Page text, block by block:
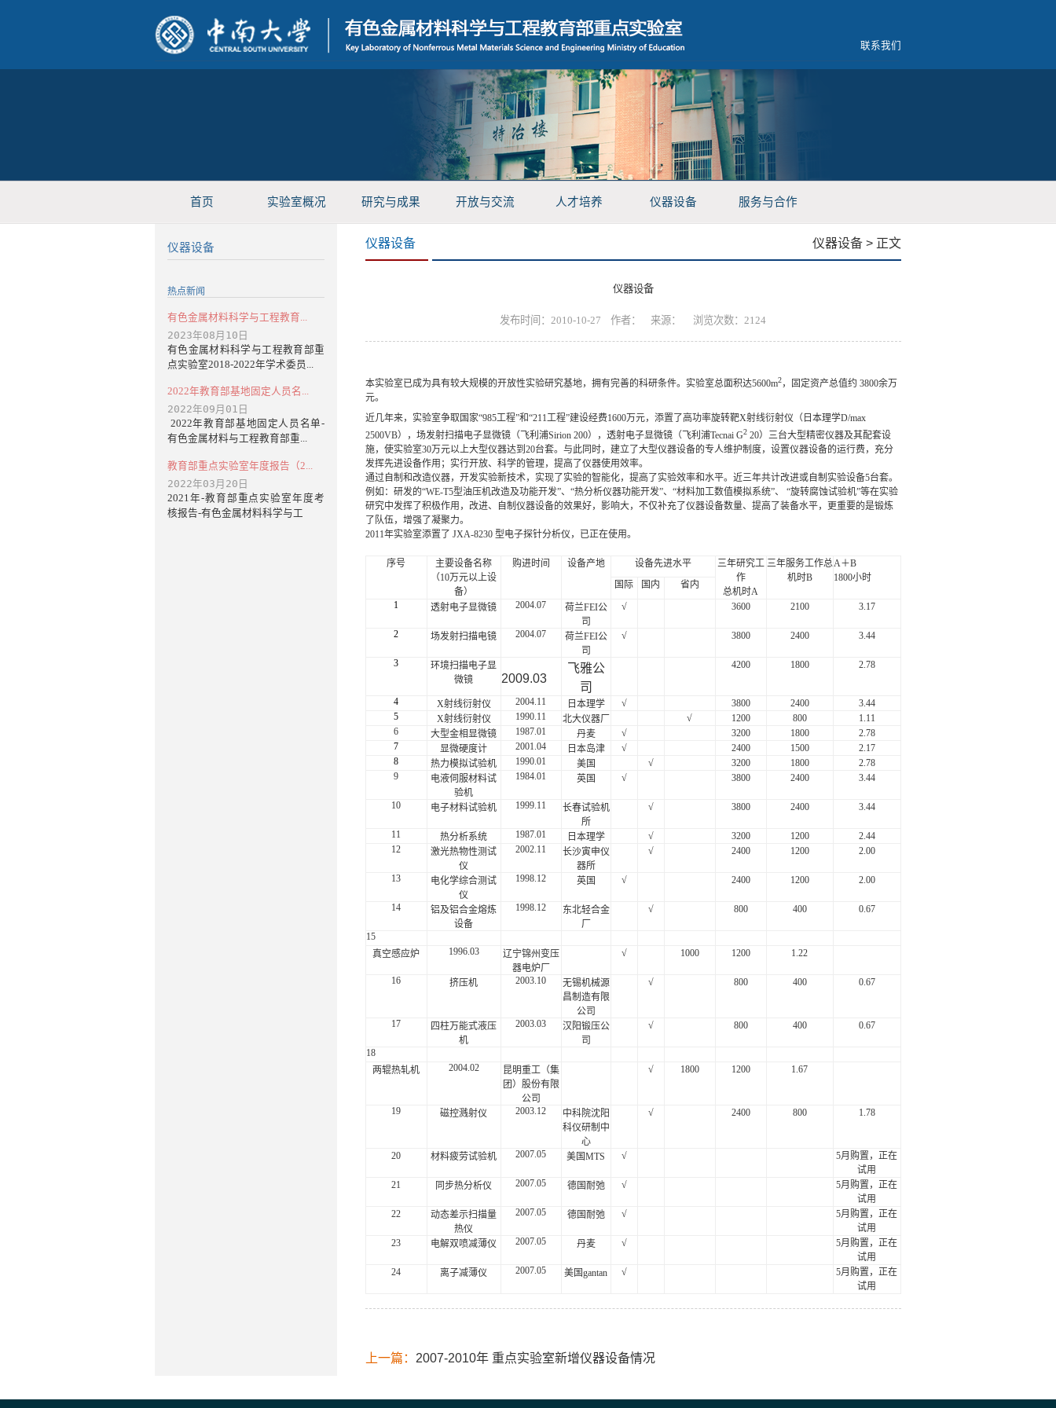
联系我们
首页 实验室概况 研究与成果 开放与交流 人才培养 仪器设备 服务与合作
仪器设备
热点新闻
有色金属材料科学与工程教育...
2023年08月10日
有色金属材料科学与工程教育部重
点实验室2018-2022年学术委员...
2022年教育部基地固定人员名...
2022年09月01日
2022年教育部基地固定人员名单-
有色金属材料与工程教育部重...
教育部重点实验室年度报告（2...
2022年03月20日
2021年-教育部重点实验室年度考
核报告-有色金属材料科学与工
仪器设备 仪器设备 > 正文
仪器设备
发布时间：2010-10-27 作者： 来源： 浏览次数： 2124
本实验室已成为具有较大规模的开放性实验研究基地，拥有完善的科研条件。实验室总面积达5600m2，固定资产总值约 3800余万
元。
近几年来，实验室争取国家“985工程”和“211工程”建设经费1600万元，添置了高功率旋转靶X射线衍射仪（日本理学D/max
2500VB），场发射扫描电子显微镜（飞利浦Sirion 200），透射电子显微镜（飞利浦Tecnai G2 20）三台大型精密仪器及其配套设
施，使实验室30万元以上大型仪器达到20台套。与此同时，建立了大型仪器设备的专人维护制度，设置仪器设备的运行费，充分
发挥先进设备作用；实行开放、科学的管理，提高了仪器使用效率。
通过自制和改造仪器，开发实验新技术，实现了实验的智能化，提高了实验效率和水平。近三年共计改进或自制实验设备5台套。
例如：研发的“WE-T5型油压机改造及功能开发”、“热分析仪器功能开发”、“材料加工数值模拟系统”、 “旋转腐蚀试验机”等在实验
研究中发挥了积极作用，改进、自制仪器设备的效果好，影响大，不仅补充了仪器设备数量、提高了装备水平，更重要的是锻炼
了队伍，增强了凝聚力。
2011年实验室添置了 JXA-8230 型电子探针分析仪，已正在使用。
序号
主要设备名称
（10万元以上设
备）
购进时间 设备产地 设备先进水平
三年研究工
作
总机时A
三年服务工作总
机时B
A＋B
1800小时
国际 国内
省内
1
透射电子显微镜 2004.07
荷兰FEI公
司
√ 3600 2100 3.17
2 场发射扫描电镜 2004.07
荷兰FEI公
司
√ 3800 2400 3.44
3
环境扫描电子显
微镜
2009.03
飞雅公
司
4200 1800 2.78
4 X射线衍射仪 2004.11 日本理学 √ 3800 2400
3.44
5
X射线衍射仪 1990.11 北大仪器厂 √ 1200 800
1.11
6
大型金相显微镜 1987.01 丹麦 √ 3200 1800
2.78
7
显微硬度计 2001.04 日本岛津 √ 2400 1500
2.17
8
热力模拟试验机 1990.01 美国 √ 3200 1800
2.78
9
电液伺服材料试
验机
1984.01 英国 √ 3800 2400 3.44
10 电子材料试验机 1999.11
长春试验机
所
√ 3800 2400 3.44
11 热分析系统 1987.01 日本理学 √ 3200 1200
2.44
12
激光热物性测试
仪
2002.11
长沙寅申仪
器所
√ 2400 1200 2.00
13
电化学综合测试
仪
1998.12 英国 √ 2400 1200 2.00
14
铝及铝合金熔炼
设备
1998.12
东北轻合金
厂
√ 800 400 0.67
15
真空感应炉
1996.03
辽宁锦州变压
器电炉厂
√ 1000 1200 1.22
16 挤压机 2003.10
无锡机械源
昌制造有限
公司
√ 800 400 0.67
17
四柱万能式液压
机
2003.03
汉阳锻压公
司
√ 800 400 0.67
18
两辊热轧机
2004.02
昆明重工（集
团）股份有限
公司
√ 1800 1200 1.67
19 磁控溅射仪 2003.12
中科院沈阳
科仪研制中
心
√ 2400 800 1.78
20 材料疲劳试验机 2007.05 美国MTS √ 5月购置，正在
试用
21
同步热分析仪 2007.05 德国耐弛 √ 5月购置，正在
试用
22
动态差示扫描量
热仪
2007.05 德国耐弛 √ 5月购置，正在
试用
23
电解双喷减薄仪 2007.05 丹麦 √ 5月购置，正在
试用
24
离子减薄仪 2007.05 美国gantan √ 5月购置，正在
试用
上一篇： 2007-2010年 重点实验室新增仪器设备情况